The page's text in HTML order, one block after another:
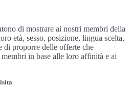
di mostrare ai nostri membri della
età, sesso, posizione, lingua scelta,
di proporre delle offerte che
in base alle loro affinità e ai